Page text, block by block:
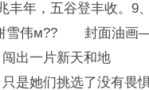
丰年，五谷登丰收。9
雪伟м?? 封面油画
闯出一片新天和地
是她们挑选了没有畏惧